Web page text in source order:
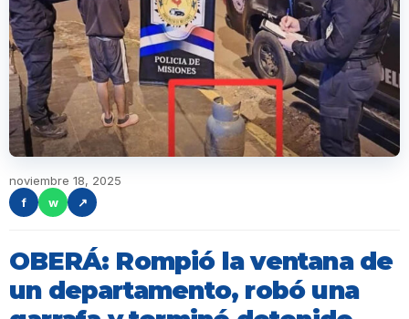
noviembre 18, 2025
f
w ↗
OBERÁ: Rompió la ventana de
un departamento, robó una